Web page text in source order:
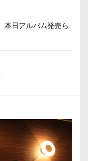
本日アルバム発売ら